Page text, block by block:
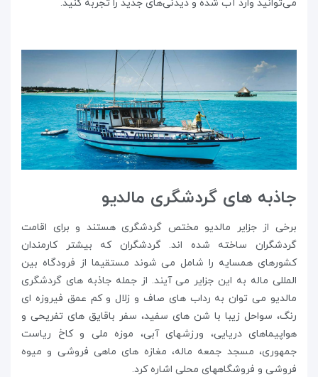
می‌توانید وارد آب شده و دیدنی‌های جدید را تجربه کنید.
جاذبه های گردشگری مالدیو
برخی از جزایر مالدیو مختص گردشگری هستند و برای اقامت
گردشگران ساخته شده اند. گردشگران که بیشتر کارمندان
کشورهای همسایه را شامل می شوند مستقیما از فرودگاه بین
المللی ماله به این جزایر می آیند. از جمله جاذبه های گردشگری
مالدیو می توان به رداب های صاف و زلال و کم عمق فیروزه ای
رنگ، سواحل زیبا با شن های سفید، سفر باقایق های تفریحی و
هواپیماهای دریایی، ورزشهای آبی، موزه ملی و کاخ ریاست
جمهوری، مسجد جمعه ماله، مغازه های ماهی فروشی و میوه
فروشی و فروشگاههای محلی اشاره کرد.